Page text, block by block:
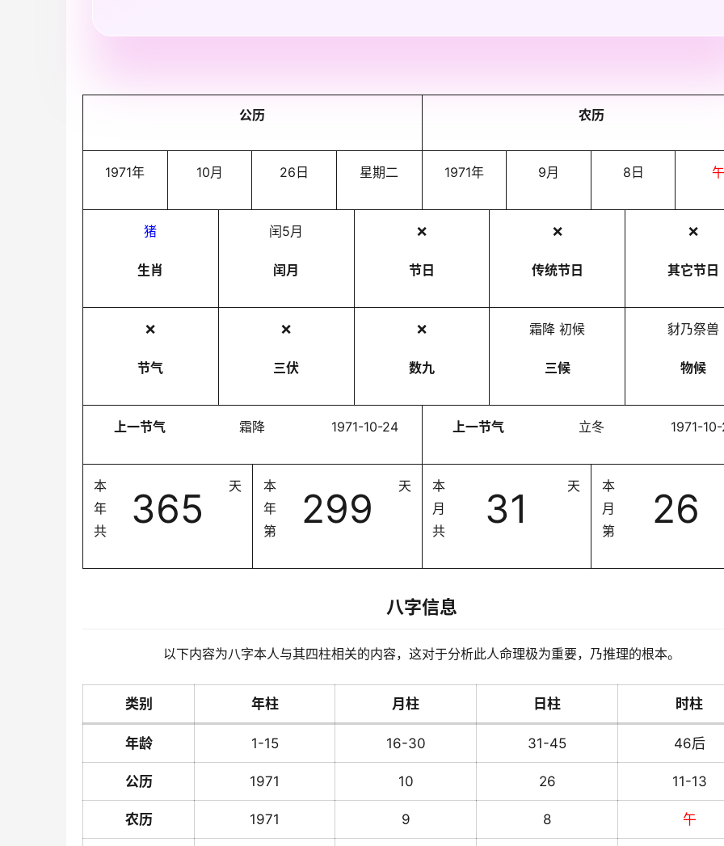
公历
1971年 10月 26日 星期二
农历
1971年 9月 8日 午
猪
生肖
闰5月
闰月
❌
节日
❌
传统节日
❌
其它节日
❌
节气
❌
三伏
❌
数九
霜降 初候
三候
豺乃祭兽
物候
上一节气 霜降 1971-10-24 上一节气 立冬 1971-
本
年
共
365 天
本
年
第
299 天
本
月
共
31 天
本
月
第
26
八字信息
以下内容为八字本人与其四柱相关的内容，这对于分析此人命理极为重要，乃推理的根本。
类别 年柱 月柱 日柱 时柱
年龄 1-15 16-30 31-45 46后
公历 1971 10 26 11-13
农历 1971 9 8 午